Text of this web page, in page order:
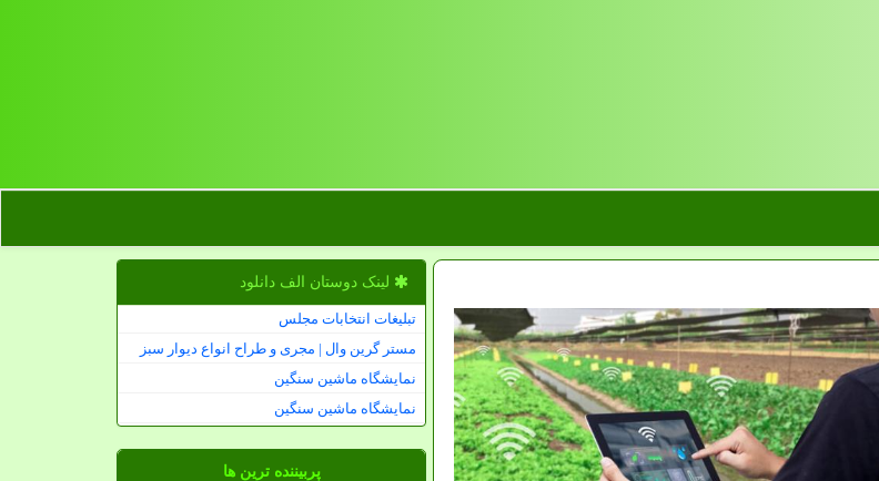
لینک دوستان الف دانلود
تبلیغات انتخابات مجلس
مستر گرین وال | مجری و طراح انواع دیوار سبز
نمایشگاه ماشین سنگین
نمایشگاه ماشین سنگین
پربیننده ترین ها